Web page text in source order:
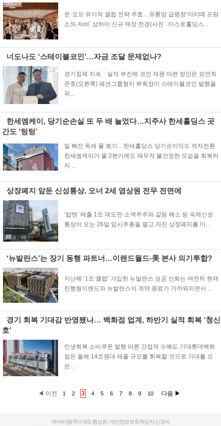
온·오프 유기적 결합 전략 주효…유통망 급팽창‘마리떼 프랑
소와 저버’ 상하이 신규 매장 전경(사진 : 미스토홀딩스...
너도나도 ‘스테이블코인’…자금 조달 문제없나?
경기침체 지속ㆍ실적 부진에 코인 재원 마련 방안은 묘연최
준호(오른쪽) 패션그룹형지 부회장이 스테이블코인 발행을
위...
한세엠케이, 당기순손실 또 두 배 늘었다…지주사 한세홀딩스 곳
간도 ‘텅텅’
밑 빠진 독에 물 붓기…한세홀딩스 당기순이익도 적자전환
한세엠케이가 올 2분기에도 재무적 불안정한 모습을 회복하
지 ...
상장폐지 앞둔 신성통상, 오너 2세 염상원 전무 전면에
‘탑텐’ 매출 1조 재도전·소액주주와 갈등 해소 등 숙제신성
통상이 오는 26일 임시주총을 열고 자진 상장폐지를 마...
‘뉴발란스’는 장기 동행 파트너…이랜드월드-美 본사 의기투합?
지난해 ‘1조 클럽’ 가입한 뉴발란스 성공 신화는 여전히 현재
진행형이랜드와 뉴발란스의 계약 종료가 가까워지면서 ...
경기 회복 기대감 반영됐나… 백화점 업계, 하반기 실적 회복 ‘청신
호’
민생회복 소비쿠폰 발행 따른 간접적 수혜도 기대롯데백화
점은 올해 14조원대 매출 규모를 회복할 것으로 기대를 모
은...
◀ 이전 1 2 3 4 5 6 7 8 9 10 다음 ▶
메이비원(주) | 대표:황상윤 | 개인정보보호책임자:신경식